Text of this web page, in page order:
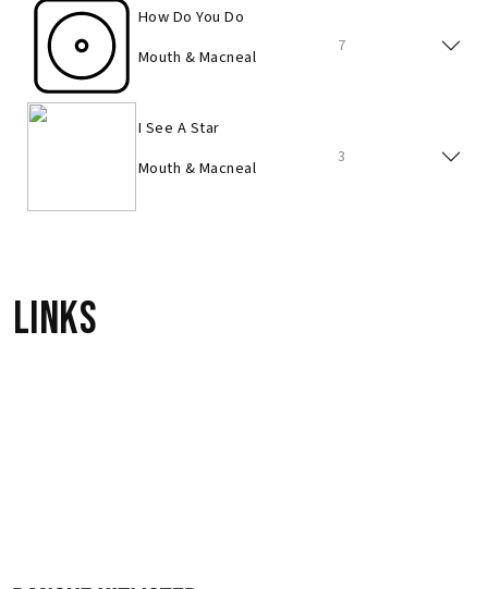
How Do You Do
Mouth & Macneal
7
I See A Star
Mouth & Macneal
3
Links